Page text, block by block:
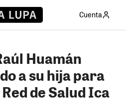
Cuenta
Huamán
a su hija para
de Salud Ica